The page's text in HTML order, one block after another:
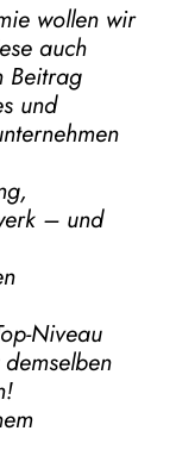
wollen wir
auch
Beitrag
und
– und
Niveau